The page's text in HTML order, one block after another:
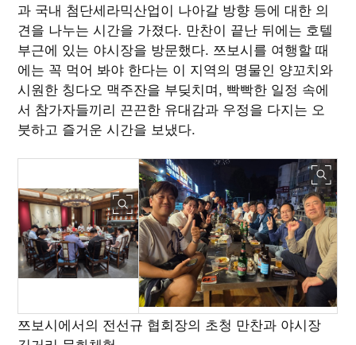
과 국내 첨단세라믹산업이 나아갈 방향 등에 대한 의
견을 나누는 시간을 가졌다. 만찬이 끝난 뒤에는 호텔
부근에 있는 야시장을 방문했다. 쯔보시를 여행할 때
에는 꼭 먹어 봐야 한다는 이 지역의 명물인 양꼬치와
시원한 칭다오 맥주잔을 부딪치며, 빡빡한 일정 속에
서 참가자들끼리 끈끈한 유대감과 우정을 다지는 오
붓하고 즐거운 시간을 보냈다.
쯔보시에서의 전선규 협회장의 초청 만찬과 야시장